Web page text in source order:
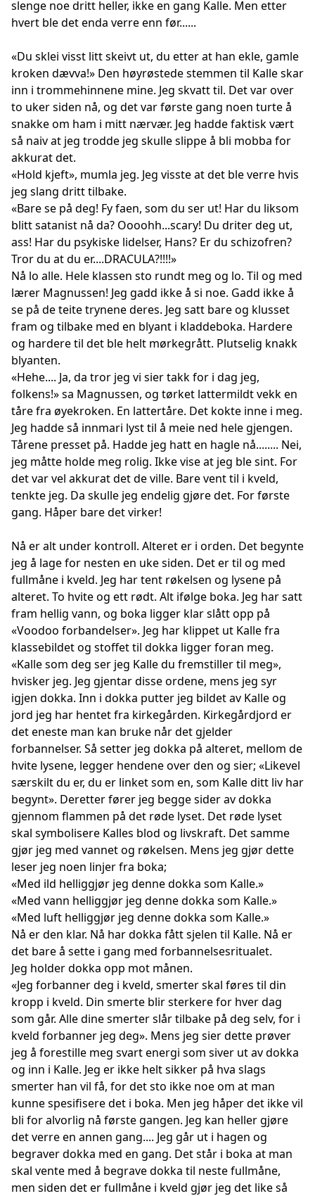
slenge noe dritt heller, ikke en gang Kalle. Men etter
hvert ble det enda verre enn før......
«Du sklei visst litt skeivt ut, du etter at han ekle, gamle
kroken dævva!» Den høyrøstede stemmen til Kalle skar
inn i trommehinnene mine. Jeg skvatt til. Det var over
to uker siden nå, og det var første gang noen turte å
snakke om ham i mitt nærvær. Jeg hadde faktisk vært
så naiv at jeg trodde jeg skulle slippe å bli mobba for
akkurat det.
«Hold kjeft», mumla jeg. Jeg visste at det ble verre hvis
jeg slang dritt tilbake.
«Bare se på deg! Fy faen, som du ser ut! Har du liksom
blitt satanist nå da? Oooohh...scary! Du driter deg ut,
ass! Har du psykiske lidelser, Hans? Er du schizofren?
Tror du at du er....DRACULA?!!!!»
Nå lo alle. Hele klassen sto rundt meg og lo. Til og med
lærer Magnussen! Jeg gadd ikke å si noe. Gadd ikke å
se på de teite trynene deres. Jeg satt bare og klusset
fram og tilbake med en blyant i kladdeboka. Hardere
og hardere til det ble helt mørkegrått. Plutselig knakk
blyanten.
«Hehe.... Ja, da tror jeg vi sier takk for i dag jeg,
folkens!» sa Magnussen, og tørket lattermildt vekk en
tåre fra øyekroken. En lattertåre. Det kokte inne i meg.
Jeg hadde så innmari lyst til å meie ned hele gjengen.
Tårene presset på. Hadde jeg hatt en hagle nå........ Nei,
jeg måtte holde meg rolig. Ikke vise at jeg ble sint. For
det var vel akkurat det de ville. Bare vent til i kveld,
tenkte jeg. Da skulle jeg endelig gjøre det. For første
gang. Håper bare det virker!
Nå er alt under kontroll. Alteret er i orden. Det begynte
jeg å lage for nesten en uke siden. Det er til og med
fullmåne i kveld. Jeg har tent røkelsen og lysene på
alteret. To hvite og ett rødt. Alt ifølge boka. Jeg har satt
fram hellig vann, og boka ligger klar slått opp på
«Voodoo forbandelser». Jeg har klippet ut Kalle fra
klassebildet og stoffet til dokka ligger foran meg.
«Kalle som deg ser jeg Kalle du fremstiller til meg»,
hvisker jeg. Jeg gjentar disse ordene, mens jeg syr
igjen dokka. Inn i dokka putter jeg bildet av Kalle og
jord jeg har hentet fra kirkegården. Kirkegårdjord er
det eneste man kan bruke når det gjelder
forbannelser. Så setter jeg dokka på alteret, mellom de
hvite lysene, legger hendene over den og sier; «Likevel
særskilt du er, du er linket som en, som Kalle ditt liv har
begynt». Deretter fører jeg begge sider av dokka
gjennom flammen på det røde lyset. Det røde lyset
skal symbolisere Kalles blod og livskraft. Det samme
gjør jeg med vannet og røkelsen. Mens jeg gjør dette
leser jeg noen linjer fra boka;
«Med ild helliggjør jeg denne dokka som Kalle.»
«Med vann helliggjør jeg denne dokka som Kalle.»
«Med luft helliggjør jeg denne dokka som Kalle.»
Nå er den klar. Nå har dokka fått sjelen til Kalle. Nå er
det bare å sette i gang med forbannelsesritualet.
Jeg holder dokka opp mot månen.
«Jeg forbanner deg i kveld, smerter skal føres til din
kropp i kveld. Din smerte blir sterkere for hver dag
som går. Alle dine smerter slår tilbake på deg selv, for i
kveld forbanner jeg deg». Mens jeg sier dette prøver
jeg å forestille meg svart energi som siver ut av dokka
og inn i Kalle. Jeg er ikke helt sikker på hva slags
smerter han vil få, for det sto ikke noe om at man
kunne spesifisere det i boka. Men jeg håper det ikke vil
bli for alvorlig nå første gangen. Jeg kan heller gjøre
det verre en annen gang.... Jeg går ut i hagen og
begraver dokka med en gang. Det står i boka at man
skal vente med å begrave dokka til neste fullmåne,
men siden det er fullmåne i kveld gjør jeg det like så